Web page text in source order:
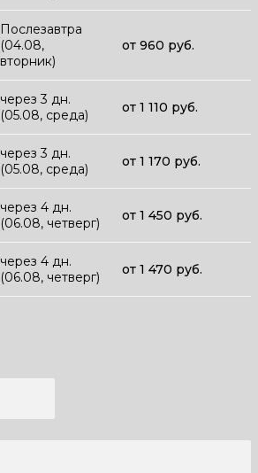
Послезавтра
(04.08,
вторник)
от 960 руб.
через 3 дн.
(05.08, среда)
от 1 110 руб.
через 3 дн.
(05.08, среда)
от 1 170 руб.
через 4 дн.
(06.08, четверг)
от 1 450 руб.
через 4 дн.
(06.08, четверг)
от 1 470 руб.